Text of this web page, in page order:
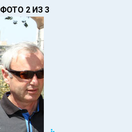
ФОТО 2 ИЗ 3